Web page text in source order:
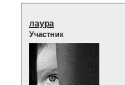
лаура
Участник